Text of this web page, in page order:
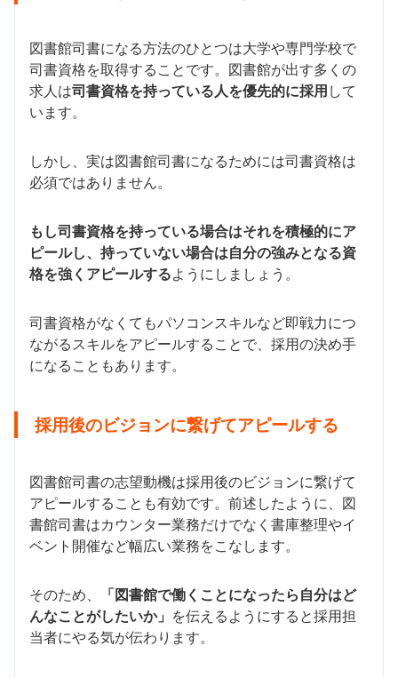
図書館司書になる方法のひとつは大学や専門学校で
司書資格を取得することです。図書館が出す多くの
求人は司書資格を持っている人を優先的に採用 して
います。
しかし、実は図書館司書になるためには司書資格は
必須ではありません。
もし司書資格を持っている場合はそれを積極的にア
ピールし、持っていない場合は自分の強みとなる資
格を強くアピールするようにしましょう。
司書資格がなくてもパソコンスキルなど即戦力につ
ながるスキルをアピールすることで、採用の決め手
になることもあります。
採用後のビジョンに繋げてアピールする
図書館司書の志望動機は採用後のビジョンに繋げて
アピールすることも有効です。前述したように、図
書館司書はカウンター業務だけでなく書庫整理やイ
ベント開催など幅広い業務をこなします。
そのため、
「図書館で働くことになったら自分はど
んなことがしたいか」 を伝えるようにすると採用担
当者にやる気が伝わります。